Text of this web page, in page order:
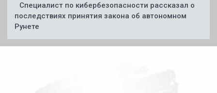
Специалист по кибербезопасности рассказал о
последствиях принятия закона об автономном
Рунете